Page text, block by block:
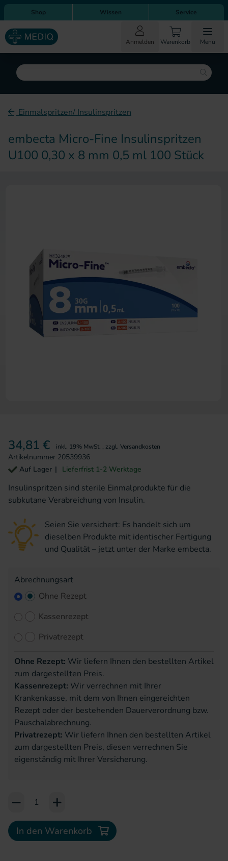
Direkt zum Inhalt
Direkt zur Hauptnavigation
Shop Wissen Service
Anmelden Warenkorb Menü
Suche
Einmalspritzen/ Insulinspritzen
embecta Micro-Fine Insulinspritzen
U100 0,30 x 8 mm 0,5 ml 100 Stück
34,81 € inkl. 19% MwSt. , zzgl. Versandkosten
Artikelnummer 20539936
Auf Lager
Lieferfrist 1-2 Werktage
Insulinspritzen sind sterile Einmalprodukte für die
subkutane Verabreichung von Insulin.
Seien Sie versichert: Es handelt sich um
dieselben Produkte mit identischer Fertigung
und Qualität – jetzt unter der Marke embecta.
Abrechnungsart
Ohne Rezept
Kassenrezept
Privatrezept
Ohne Rezept: Wir liefern Ihnen den bestellten Artikel
zum dargestellten Preis.
Kassenrezept: Wir verrechnen mit Ihrer
Krankenkasse, mit dem von Ihnen eingereichten
Rezept oder der bestehenden Dauerverordnung bzw.
Pauschalabrechnung.
Privatrezept: Wir liefern Ihnen den bestellten Artikel
zum dargestellten Preis, diesen verrechnen Sie
eigenständig mit Ihrer Versicherung.
Add to Cart or Wish List
In den Warenkorb